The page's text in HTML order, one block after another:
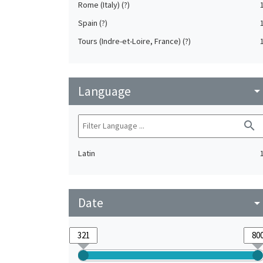
Rome (Italy) (?)
1
Spain (?)
1
Tours (Indre-et-Loire, France) (?)
1
Language arrow_drop_down
search
Latin 1
Date arrow_drop_down